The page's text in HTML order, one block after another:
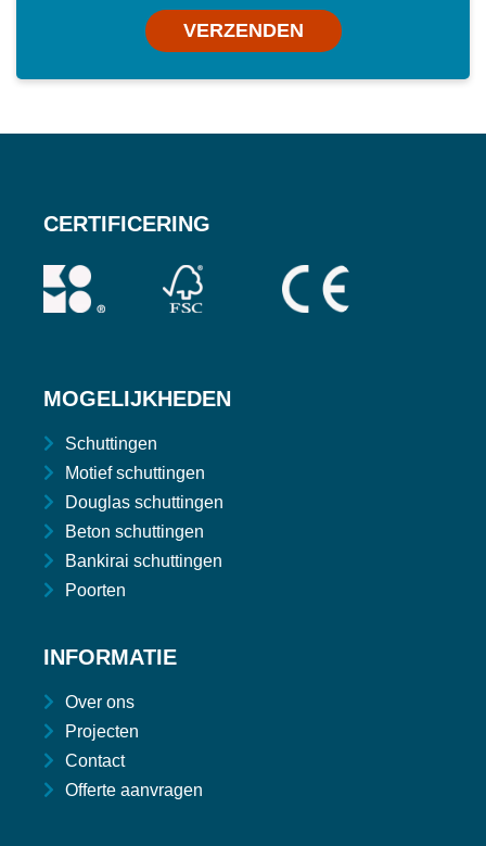
VERZENDEN
CERTIFICERING
MOGELIJKHEDEN
Schuttingen
Motief schuttingen
Douglas schuttingen
Beton schuttingen
Bankirai schuttingen
Poorten
INFORMATIE
Over ons
Projecten
Contact
Offerte aanvragen